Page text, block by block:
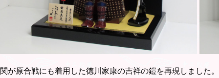
関が原合戦にも着用した徳川家康の吉祥の鎧を再現しました。